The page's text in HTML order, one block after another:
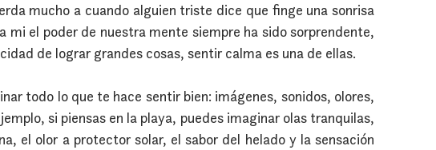
mucho a cuando alguien triste dice que finge una sonrisa
mi el poder de nuestra mente siempre ha sido sorprendente,
de lograr grandes cosas, sentir calma es una de ellas.
todo lo que te hace sentir bien: imágenes, sonidos, olores,
si piensas en la playa, puedes imaginar olas tranquilas,
el olor a protector solar, el sabor del helado y la sensación